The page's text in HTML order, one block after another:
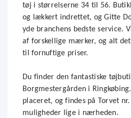
tøj i størrelserne 34 til 56.
og lækkert indrettet, og Gitte
yde branchens bedste service.
af forskellige mærker, og alt
til fornuftige priser.
Du finder den fantastiske
Borgmestergården i
placeret, og findes på Torvet
muligheder lige i nærheden.